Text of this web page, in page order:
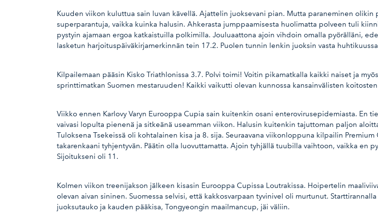
Kuuden viikon kuluttua sain luvan kävellä. Ajattelin juoksevani pian. Mutta paraneminen
superparantuja, vaikka kuinka halusin. Ahkerasta jumppaamisesta huolimatta polveen tuli
pystyin ajamaan ergoa katkaistuilla polkimilla. Jouluaattona ajoin vihdoin omalla pyörälläni,
lasketun harjoituspäiväkirjamerkinnän tein 17.2. Puolen tunnin lenkin juoksin vasta
Kilpailemaan pääsin Kisko Triathlonissa 3.7. Polvi toimi! Voitin pikamatkalla kaikki naiset ja
sprinttimatkan Suomen mestaruuden! Kaikki vaikutti olevan kunnossa kansainvälisten
Viikko ennen Karlovy Varyn Eurooppa Cupia sain kuitenkin osani enterovirusepidemiasta. En
vaivasi lopulta pienenä ja sitkeänä useamman viikon. Halusin kuitenkin tajuttoman paljon
Tuloksena Tsekeissä oli kohtalainen kisa ja 8. sija. Seuraavana viikonloppuna kilpailin
takarenkaani tyhjentyvän. Päätin olla luovuttamatta. Ajoin tyhjällä tuubilla vaihtoon, vaikka en
Sijoitukseni oli 11.
Kolmen viikon treenijakson jälkeen kisasin Eurooppa Cupissa Loutrakissa. Hoipertelin
olevan aivan sininen. Suomessa selvisi, että kakkosvarpaan tyvinivel oli murtunut.
juoksutauko ja kauden pääkisa, Tongyeongin maailmancup, jäi väliin.